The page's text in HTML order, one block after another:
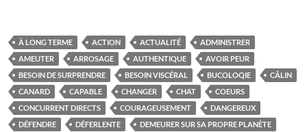
À LONG TERME ACTION ACTUALITÉ
ADMINISTRER
AMEUTER
ARROSAGE AUTHENTIQUE
AVOIR PEUR
BESOIN DE SURPRENDRE
BESOIN VISCÉRAL BUCOLOQIE
CÂLIN
CANARD
CAPABLE CHANGER CHAT
COEURS
CONCURRENT DIRECTS
COURAGEUSEMENT
DANGEREUX
DÉFENDRE
DÉFERLENTE DEMEURER SUR SA PROPRE PLANÈTE